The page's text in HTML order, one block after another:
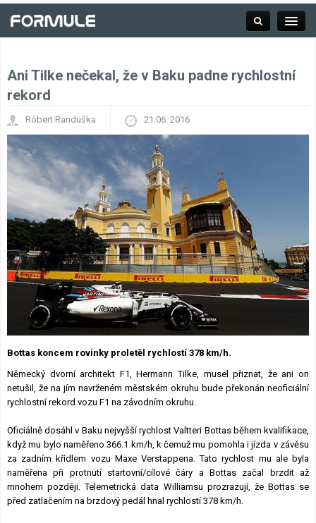
Závodní série
Výsledky F1
Týmy a jezdci F1
Okruhy F1
Ani Tilke nečekal, že v Baku padne rychlostní
rekord
Róbert Randuška 21.06. 2016
Bottas koncem rovinky proletěl rychlostí 378 km/h.
Německý dvorní architekt F1, Hermann Tilke, musel přiznat, že ani on
netušil, že na jím navrženém městském okruhu bude překonán neoficiální
rychlostní rekord vozu F1 na závodním okruhu.
Oficiálně dosáhl v Baku nejvyšší rychlost Valtteri Bottas během kvalifikace,
když mu bylo naměřeno 366.1 km/h, k čemuž mu pomohla i jízda v závěsu
za zadním křídlem vozu Maxe Verstappena. Tato rychlost mu ale byla
naměřena při protnutí startovní/cílové čáry a Bottas začal brzdit až
mnohem později. Telemetrická data Williamsu prozrazují, že Bottas se
před zatlačením na brzdový pedál hnal rychlostí 378 km/h.